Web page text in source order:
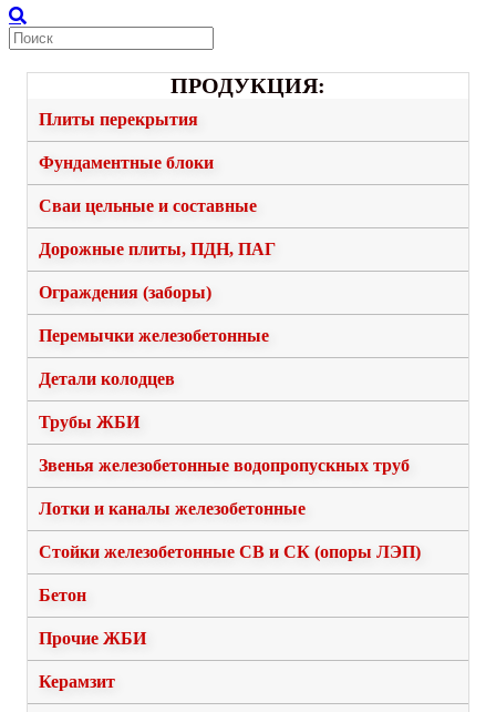
ПРОДУКЦИЯ:
Плиты перекрытия
Фундаментные блоки
Сваи цельные и составные
Дорожные плиты, ПДН, ПАГ
Ограждения (заборы)
Перемычки железобетонные
Детали колодцев
Трубы ЖБИ
Звенья железобетонные водопропускных труб
Лотки и каналы железобетонные
Стойки железобетонные СВ и СК (опоры ЛЭП)
Бетон
Прочие ЖБИ
Керамзит